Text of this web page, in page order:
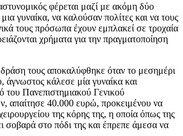
φέρεται μαζί με ακόμη δύο
γυναίκα, να καλούσαν πολίτες και να τους
τους πρόσωπα έχουν εμπλακεί σε τροχαία
χρήματα για την πραγματοποίηση
τους αποκαλύφθηκε όταν το μεσημέρι
άγνωστος κάλεσε μία γυναίκα και
του Πανεπιστημιακού Γενικού
απαίτησε 40.000 ευρώ, προκειμένου να
της κόρης της, η οποία όπως της
σοβαρά στο πόδι της και έπρεπε άμεσα να